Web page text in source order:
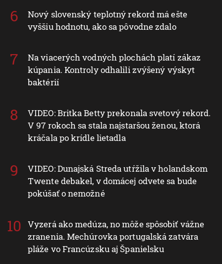
Nový slovenský teplotný rekord má ešte
vyššiu hodnotu, ako sa pôvodne zdalo
Na viacerých vodných plochách platí zákaz
kúpania. Kontroly odhalili zvýšený výskyt
baktérií
VIDEO: Britka Betty prekonala svetový rekord.
V 97 rokoch sa stala najstaršou ženou, ktorá
kráčala po krídle lietadla
VIDEO: Dunajská Streda utŕžila v holandskom
Twente debakel, v domácej odvete sa bude
pokúšať o nemožné
Vyzerá ako medúza, no môže spôsobiť vážne
zranenia. Mechúrovka portugalská zatvára
pláže vo Francúzsku aj Španielsku